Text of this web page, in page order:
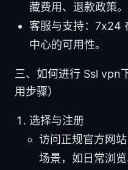
藏费用、退款政策。
客服与支持：7x24
中心的可用性。
三、如何进行 Ssl vpn
用步骤）
选择与注册
访问正规官方网
场景，如日常浏